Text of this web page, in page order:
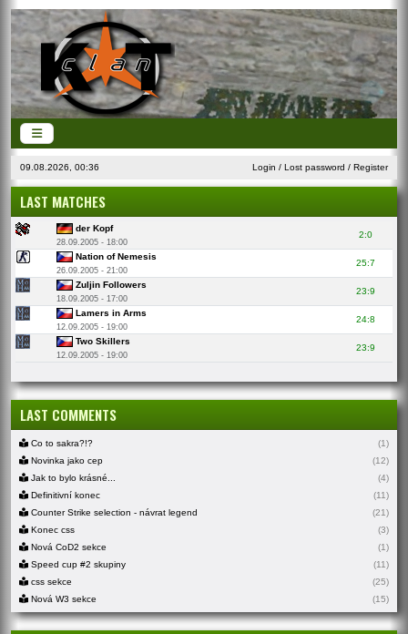
09.08.2026, 00:36 Login / Lost password / Register
LAST MATCHES
der Kopf
28.09.2005 - 18:00
2:0
Nation of Nemesis
26.09.2005 - 21:00
25:7
Zuljin Followers
18.09.2005 - 17:00
23:9
Lamers in Arms
12.09.2005 - 19:00
24:8
Two Skillers
12.09.2005 - 19:00
23:9
LAST COMMENTS
Co to sakra?!?
(1)
Novinka jako cep
(12)
Jak to bylo krásné...
(4)
Definitivní konec
(11)
Counter Strike selection - návrat legend
(21)
Konec css
(3)
Nová CoD2 sekce
(1)
Speed cup #2 skupiny
(11)
css sekce
(25)
Nová W3 sekce
(15)